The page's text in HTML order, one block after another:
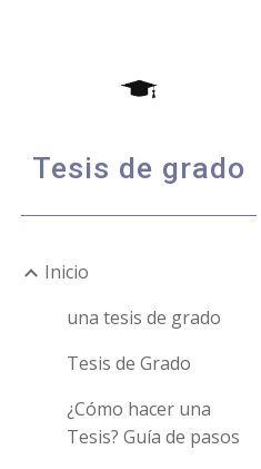
Tesis de grado
Inicio
una tesis de grado
Tesis de Grado
¿Cómo hacer una
Tesis? Guía de pasos